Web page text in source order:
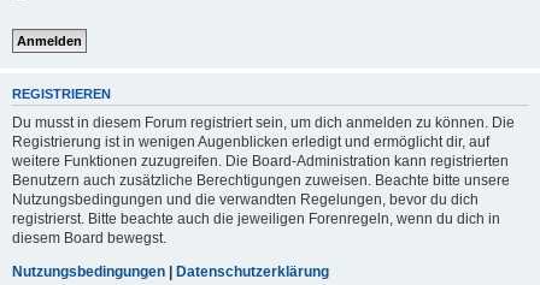
REGISTRIEREN
Du musst in diesem Forum registriert sein, um dich anmelden zu können. Die
Registrierung ist in wenigen Augenblicken erledigt und ermöglicht dir, auf
weitere Funktionen zuzugreifen. Die Board-Administration kann registrierten
Benutzern auch zusätzliche Berechtigungen zuweisen. Beachte bitte unsere
Nutzungsbedingungen und die verwandten Regelungen, bevor du dich
registrierst. Bitte beachte auch die jeweiligen Forenregeln, wenn du dich in
diesem Board bewegst.
Nutzungsbedingungen | Datenschutzerklärung